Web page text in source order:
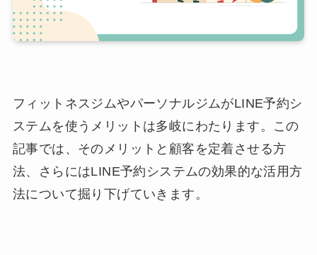
フィットネスジムやパーソナルジムがLINE予約シ
ステムを使うメリットは多岐にわたります。この
記事では、そのメリットと顧客を定着させる方
法、さらにはLINE予約システムの効果的な活用方
法について掘り下げていきます。